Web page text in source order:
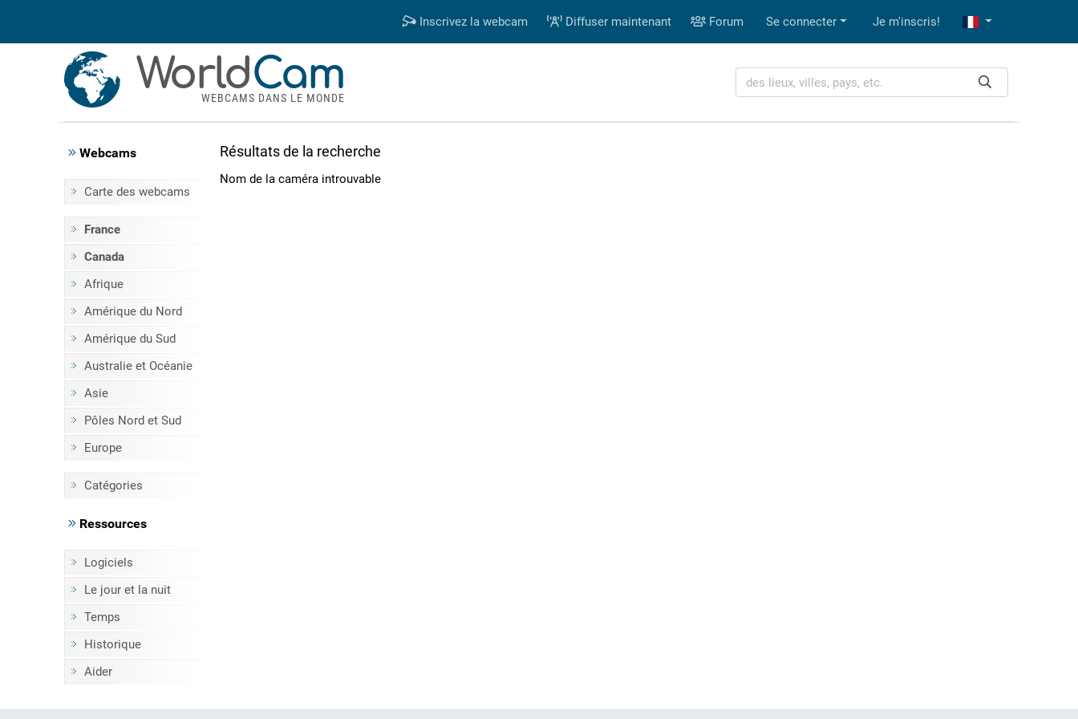
Inscrivez la webcam Diffuser maintenant Forum Se connecter Je m'inscris!
WorldCam
WEBCAMS DANS LE MONDE
Webcams
Carte des webcams
France
Canada
Afrique
Amérique du Nord
Amérique du Sud
Australie et Océanie
Asie
Pôles Nord et Sud
Europe
Catégories
Ressources
Logiciels
Le jour et la nuit
Temps
Historique
Aider
Résultats de la recherche
Nom de la caméra introuvable